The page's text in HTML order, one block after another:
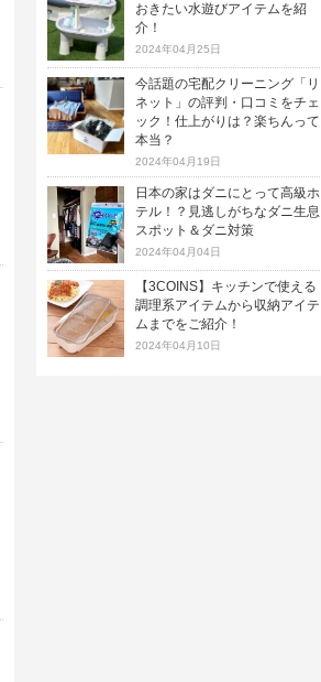
おきたい水遊びアイテムを紹
介！
2024年04月25日
今話題の宅配クリーニング「リ
ネット」の評判・口コミをチェ
ック！仕上がりは？楽ちんって
本当？
2024年04月19日
日本の家はダニにとって高級ホ
テル！？見逃しがちなダニ生息
スポット＆ダニ対策
2024年04月04日
【3COINS】キッチンで使える
調理系アイテムから収納アイテ
ムまでをご紹介！
2024年04月10日